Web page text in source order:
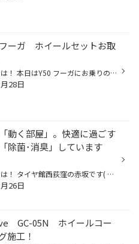
ーガ ホイールセットお取
こんにちは！ 本日はY50 フーガにお乗りのお客様が ご予約のホイールセットのお取り付けでご来店いただきました！ お取り付け前です。 今回は、純正17インチから18インチにインチアップしました( ｀ー´)ノ タイヤ：REGNO GR-XⅡ 245/45R18 ホイール：RMP 028F 18X80 5/114 +42 どーんとAFTERです('◇'...
28日
動く部屋」。快適に過ごす
除菌･消臭」しています
こんにちは！ タイヤ館西荻窪の赤坂です( ｀ー´)ノ 突然ですが・・・ クルマは移動のための大切な手段ですが、車内は言わばご自宅の「部屋」のようなもの。ある程度の時間、その空間のなかに身を置くわけですから、より快適に過ごすことができるように心がけたいですよね。そこで気になるのが、車内...
26日
GC-05N ホイールコー
施工！